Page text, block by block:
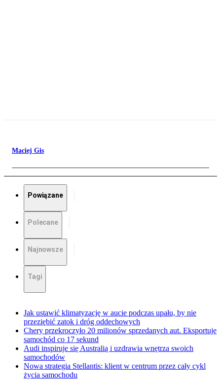
Maciej Gis
Powiązane
Polecane
Najnowsze
Tagi
Jak ustawić klimatyzację w aucie podczas upału, by nie
przeziębić zatok i dróg oddechowych
Chery przekroczyło 20 milionów sprzedanych aut. Eksportuje
samochód co 17 sekund
Audi inspiruje się Australią i uzdrawia wnętrza swoich
samochodów
Nowa strategia Stellantis: klient w centrum przez cały cykl
życia samochodu